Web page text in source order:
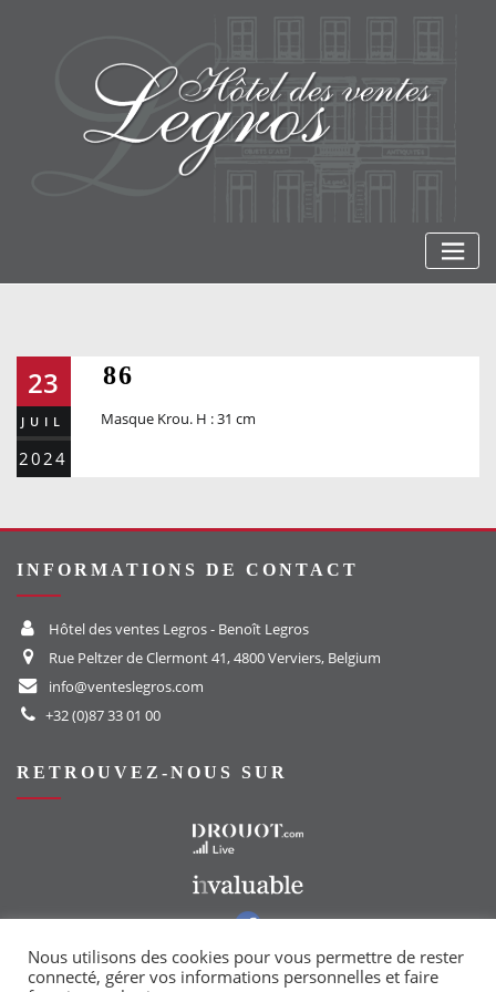
23
JUIL
2024
86
Masque Krou. H : 31 cm
INFORMATIONS DE CONTACT
Hôtel des ventes Legros - Benoît Legros
Rue Peltzer de Clermont 41, 4800 Verviers, Belgium
info@venteslegros.com
+32 (0)87 33 01 00
RETROUVEZ-NOUS SUR
Vers notre groupe Facebook
Nous utilisons des cookies pour vous permettre de rester
connecté, gérer vos informations personnelles et faire